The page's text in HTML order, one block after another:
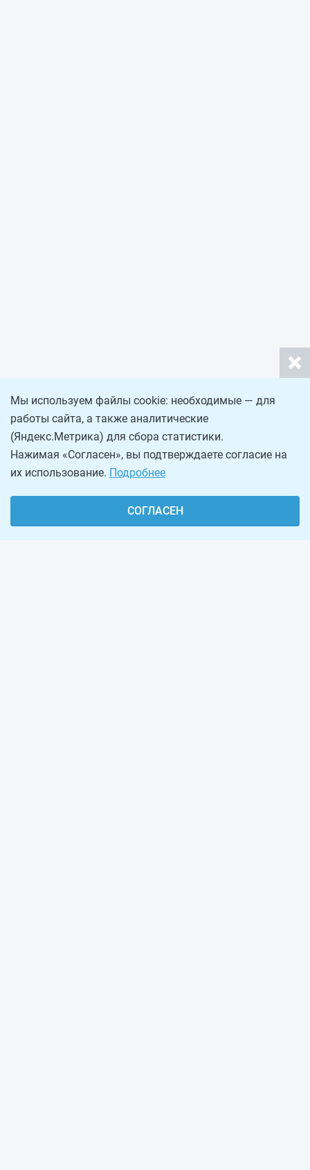
Мы используем файлы cookie: необходимые — для
работы сайта, а также аналитические
(Яндекс.Метрика) для сбора статистики.
Нажимая «Согласен», вы подтверждаете согласие на
их использование. Подробнее
СОГЛАСЕН